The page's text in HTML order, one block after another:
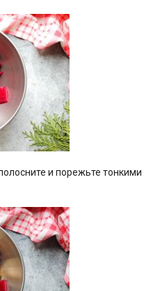
и порежьте тонкими